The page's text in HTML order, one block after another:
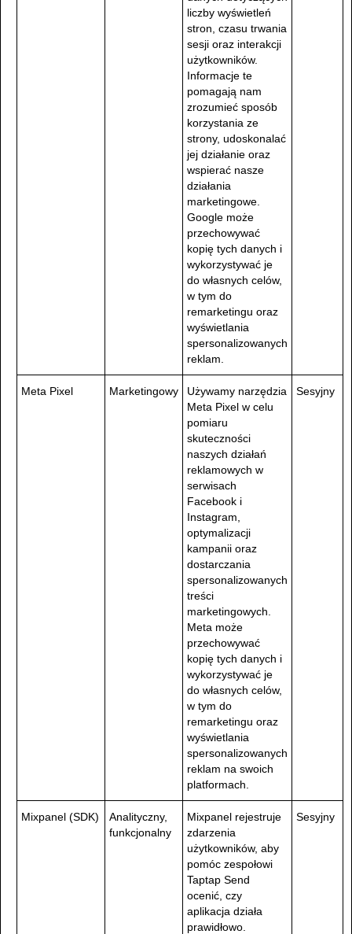
liczby wyświetleń
stron, czasu trwania
sesji oraz interakcji
użytkowników.
Informacje te
pomagają nam
zrozumieć sposób
korzystania ze
strony, udoskonalać
jej działanie oraz
wspierać nasze
działania
marketingowe.
Google może
przechowywać
kopię tych danych i
wykorzystywać je
do własnych celów,
w tym do
remarketingu oraz
wyświetlania
spersonalizowanych
reklam.
Meta Pixel Marketingowy
Używamy narzędzia
Meta Pixel w celu
pomiaru
skuteczności
naszych działań
reklamowych w
serwisach
Facebook i
Instagram,
optymalizacji
kampanii oraz
dostarczania
spersonalizowanych
treści
marketingowych.
Meta może
przechowywać
kopię tych danych i
wykorzystywać je
do własnych celów,
w tym do
remarketingu oraz
wyświetlania
spersonalizowanych
reklam na swoich
platformach.
Sesyjny
Mixpanel (SDK)
Analityczny,
funkcjonalny
Mixpanel rejestruje
zdarzenia
użytkowników, aby
pomóc zespołowi
Taptap Send
ocenić, czy
aplikacja działa
prawidłowo.
Sesyjny